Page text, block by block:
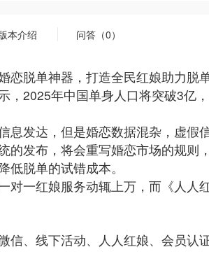
本介绍 问答（0）
恋脱单神器，打造全民红娘助力脱
，2025年中国单身人口将突破3亿
息发达，但是婚恋数据混杂，虚
的发布，将会重写婚恋市场的规
低脱单的试错成本。
对一红娘服务动辄上万，而《人人
信、线下活动、人人红娘、会员